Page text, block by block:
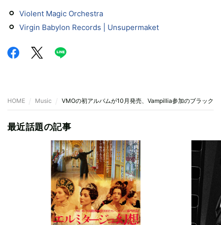
Violent Magic Orchestra
Virgin Babylon Records | Unsupermaket
HOME Music VMOの初アルバムが10月発売、Vampillia参加のブラック
最近話題の記事